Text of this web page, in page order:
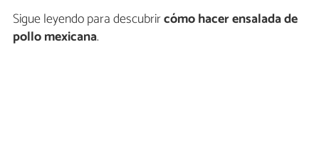
Sigue leyendo para descubrircómo hacer ensalada de
pollo mexicana.